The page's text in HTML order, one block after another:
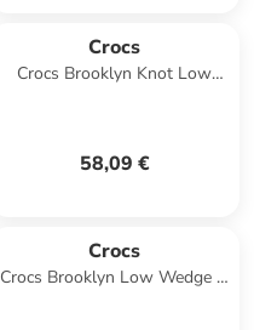
Crocs
Crocs Brooklyn Knot Low
58,09 €
Crocs
Crocs Brooklyn Low Wedge in